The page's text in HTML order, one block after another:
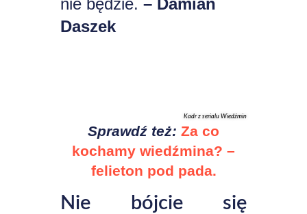
nie będzie. – Damian
Daszek
Kadr z serialu Wiedźmin
Sprawdź też: Za co
kochamy wiedźmina? –
felieton pod pada.
Nie bójcie się